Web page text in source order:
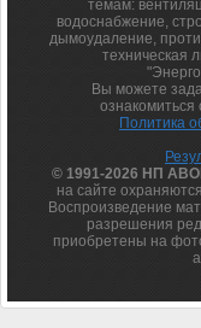
темам:
водоснабжение,
дымоудаление,
техническая
Вы можете
Политика
© 1991-2026 НП
на сайте
Воспроизведение
разрешения
приобретены на